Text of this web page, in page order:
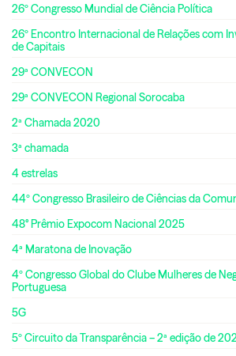
26º Congresso Mundial de Ciência Política
26º Encontro Internacional de Relações com
de Capitais
29ª CONVECON
29ª CONVECON Regional Sorocaba
2ª Chamada 2020
3ª chamada
4 estrelas
44º Congresso Brasileiro de Ciências da
48° Prêmio Expocom Nacional 2025
4ª Maratona de Inovação
4º Congresso Global do Clube Mulheres de
Portuguesa
5G
5º Circuito da Transparência – 2ª edição de